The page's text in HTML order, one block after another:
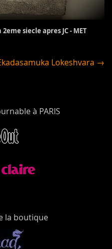
siecle apres JC - MET
Lokeshvara →
à PARIS
la boutique